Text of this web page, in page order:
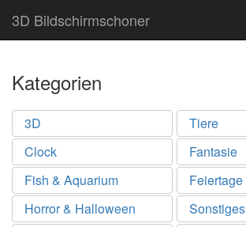
3D Bildschirmschoner
Kategorien
3D
Tiere
Clock
Fantasie
Fish & Aquarium
Feiertage
Horror & Halloween
Sonstiges